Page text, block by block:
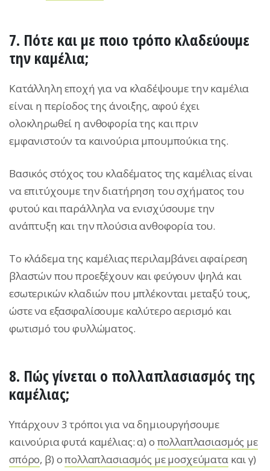
7. Πότε και με ποιο τρόπο κλαδεύουμε
την καμέλια;
Κατάλληλη εποχή για να κλαδέψουμε την καμέλια
είναι η περίοδος της άνοιξης, αφού έχει
ολοκληρωθεί η ανθοφορία της και πριν
εμφανιστούν τα καινούρια μπουμπούκια της.
Βασικός στόχος του κλαδέματος της καμέλιας είναι
να επιτύχουμε την διατήρηση του σχήματος του
φυτού και παράλληλα να ενισχύσουμε την
ανάπτυξη και την πλούσια ανθοφορία του.
Το κλάδεμα της καμέλιας περιλαμβάνει αφαίρεση
βλαστών που προεξέχουν και φεύγουν ψηλά και
εσωτερικών κλαδιών που μπλέκονται μεταξύ τους,
ώστε να εξασφαλίσουμε καλύτερο αερισμό και
φωτισμό του φυλλώματος.
8. Πώς γίνεται ο πολλαπλασιασμός της
καμέλιας;
Υπάρχουν 3 τρόποι για να δημιουργήσουμε
καινούρια φυτά καμέλιας: α) ο πολλαπλασιασμός με
σπόρο, β) οπολλαπλασιασμός με μοσχεύματακαι γ)